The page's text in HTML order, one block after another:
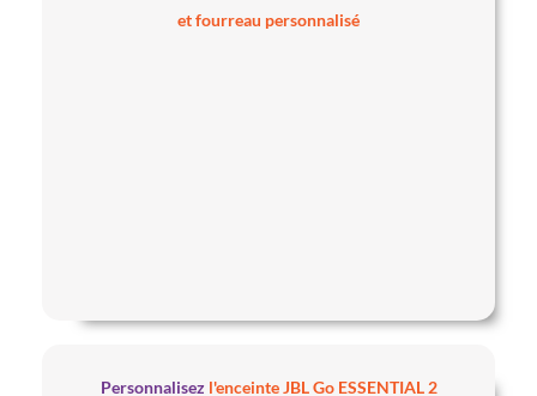
et fourreau personnalisé
Personnalisez l'enceinte JBL Go ESSENTIAL 2